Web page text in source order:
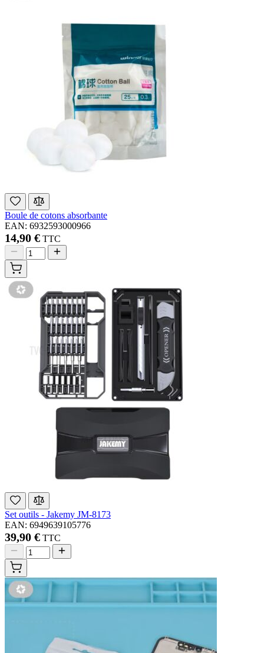
Boule de cotons absorbante
EAN: 6932593000966
14,90 € TTC
Set outils - Jakemy JM-8173
EAN: 6949639105776
39,90 € TTC